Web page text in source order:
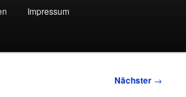
Impressum
Nächster →